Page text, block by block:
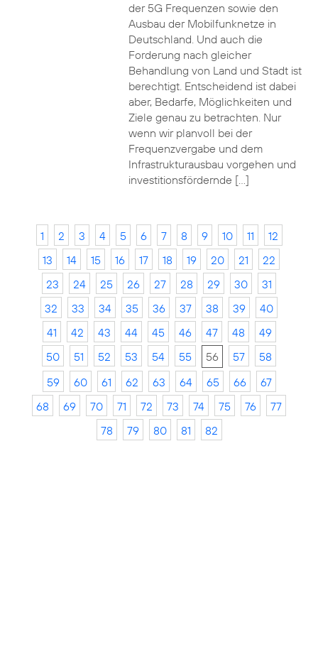
der 5G Frequenzen sowie den
Ausbau der Mobilfunknetze in
Deutschland. Und auch die
Forderung nach gleicher
Behandlung von Land und Stadt ist
berechtigt. Entscheidend ist dabei
aber, Bedarfe, Möglichkeiten und
Ziele genau zu betrachten. Nur
wenn wir planvoll bei der
Frequenzvergabe und dem
Infrastrukturausbau vorgehen und
investitionsfördernde […]
1 2 3 4 5 6 7 8 9 10 11
12
13
14 15 16 17 18 19 20 21
22
23
24 25 26 27 28 29 30
31
32
33 34 35 36 37 38 39
40
41
42 43 44 45 46 47 48
49
50
51 52 53 54 55 56 57
58
59
60 61 62 63 64 65 66
67
68
69 70 71 72 73 74 75 76
77
78
79 80 81 82